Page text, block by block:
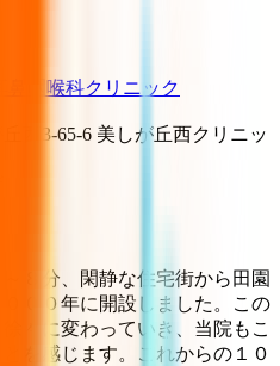
鼻咽喉科クリニック
西3-65-6 美しが丘西クリニッ
８分、閑静な住宅街から田園
００年に開設しました。この
々に変わっていき、当院もこ
を感じます。これからの１０